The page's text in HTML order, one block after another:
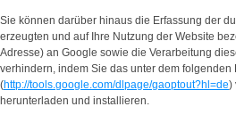
Sie können darüber hinaus die Erfassung der
erzeugten und auf Ihre Nutzung der Website
Adresse) an Google sowie die Verarbeitung
verhindern, indem Sie das unter dem folgenden
(http://tools.google.com/dlpage/gaoptout?hl=de)
herunterladen und installieren.